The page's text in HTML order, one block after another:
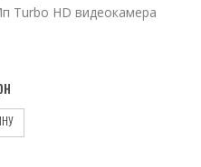
Turbo HD видеокамера